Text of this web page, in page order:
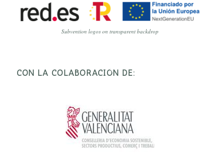
Subvention logos on transparent backdrop
CON LA COLABORACIÓN DE: